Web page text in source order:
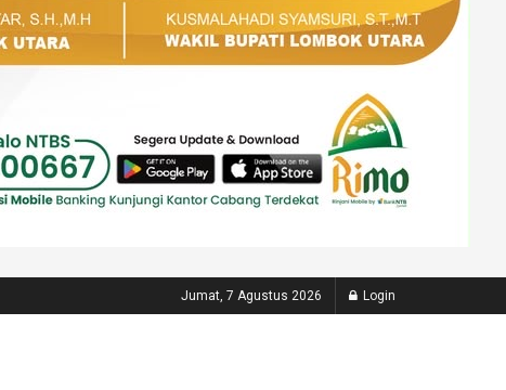
Jumat, 7 Agustus 2026 Login